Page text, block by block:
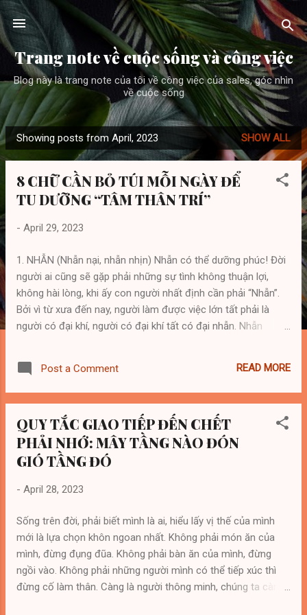
Skip to main content
Trang note về cuộc sống và công việc
Blog này là trang note của tôi về công việc của sales, góc nhìn
về cuộc sống
P
o
Showing posts from April, 2023 SHOW ALL
8 CHỮ CẦN BỎ TÚI MỖI NGÀY ĐỂ
TU DƯỠNG “TÂM THÂN TRÍ”
- April 29, 2023
1. NHẪN (Nhẫn nại, nhẫn nhịn) Nhẫn có thể dưỡng phúc! Đời
người ai cũng sẽ gặp phải những sự tình không thuận lợi,
không hài lòng, khi ấy con người nhất định cần phải “Nhẫn”.
Bởi vì từ xưa đến nay, người làm được việc lớn tất phải là
người có đại khí, người có đại khí tất có đại nhẫn. Nhẫn
do nhất thời gây ra. 2. THIỆN (Lương thiện) Thiện có thể sinh
ra đức! Thông minh là một loại thiên phú, còn lương thiện là
của con người thế gian. Lương thiện có lẽ không thể khiến
con người đạt được tất cả mọi thứ bản thân mong muốn
nhưng sẽ giúp bạn luôn có nội tâm an định. 3. HỶ (Vui,
mặt) Tâm thái vui vẻ, sảng khoái, hoạt bát là bí quyết trường
xuân trẻ trung của con người chính là luôn giữ cho mình một
...
Post a Comment READ MORE
QUY TẮC GIAO TIẾP ĐẾN CHẾT
PHẢI NHỚ: MÂY TẦNG NÀO ĐÓN
GIÓ TẦNG ĐÓ
- April 28, 2023
Sống trên đời, phải biết mình là ai, hiểu lấy vị thế của mình
mới là lựa chọn khôn ngoan nhất. Không phải món ăn của
mình, đừng đụng đũa. Không phải bàn ăn của mình, đừng
ngồi vào. Không phải những người mình có thể tiếp xúc thì
đừng cố làm thân. Càng là người thông minh, chúng ta càng